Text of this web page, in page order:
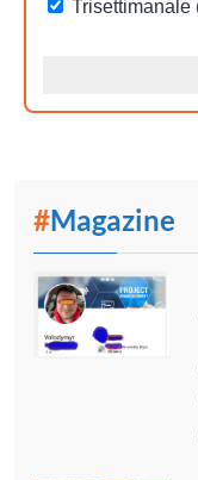
#Magazine